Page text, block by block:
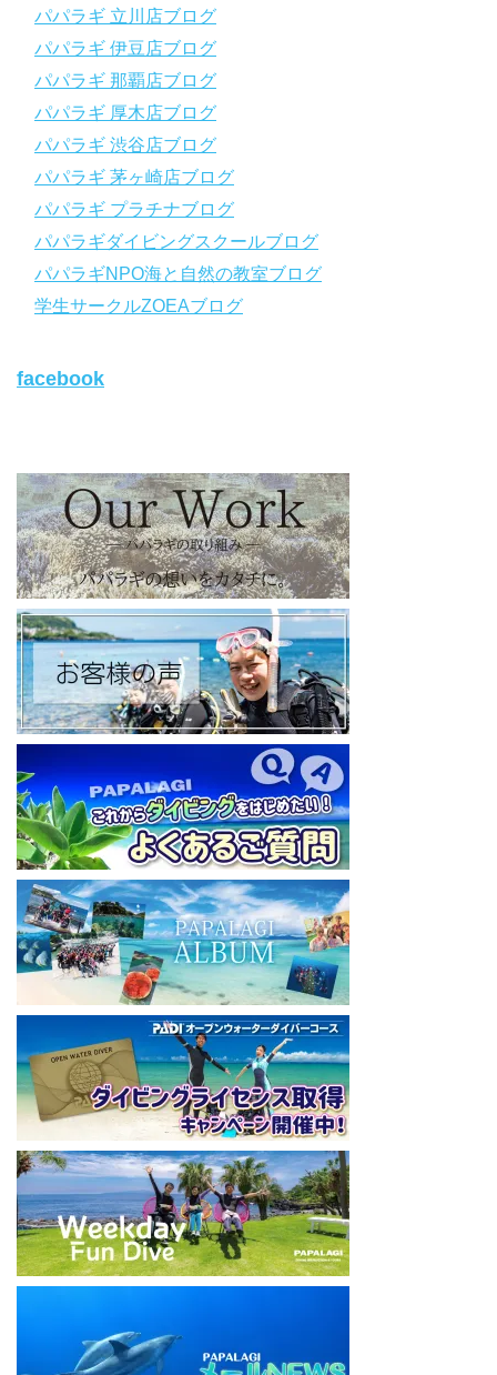
https://www.papalagi.co.jp/lp/line_registration/.
＿＿＿＿＿＿＿＿＿＿＿＿＿＿＿＿＿＿＿＿＿＿＿＿＿＿＿＿
https://www.papalagi.co.jp/lp/line_registration/.
YouTubeで言えない話をこっそり配信
◆ライセンス取得の前に知っておきたい情報満載の動画はコチラ
https://youtu.be/UBiZ64WlU7c?si=I5rkY-mkfTCxZVn7
◆ライセンス取得コースについて知りたい方はコチラ
ode
【パパラギダイビングスクール ホームページ】
https://www.papalagi.co.jp
旬な海の情報はコチラから！
日々の活動状況や報告はXで公開中！
https://x.com/papalagidivers?s=20
【パパラギダイビングスクール Blog
】
お得なイベント告知やツアー情報を知りたい方へ
https://papalagi-blog.com/
◆YouTubeチャンネル登録はコチラから
https://www.youtube.com/channel/UCYG3vspMIHdLQaKA7XNIjD
◆各地の水中世界を紹介するチャンネル、その名も「水中世界」
（サブチャンネル）
https://www.youtube.com/@user-mw1pw2jb4j
【初心者ダイビングライセンスコースはコチラ】
https://www.papalagi.co.jp/databox/data.php/campaign_owd_ja/c
ode
====================================
パパラギダイビングスクール
藤沢本店
神奈川県藤沢市 南藤沢10-4
本社企画部
0466-26-6101
====================================
#ダイビングライセンス #ダイビング #スキューバダイビング
パパラギ 立川店ブログ
パパラギ 伊豆店ブログ
パパラギ 那覇店ブログ
パパラギ 厚木店ブログ
パパラギ 渋谷店ブログ
パパラギ 茅ヶ崎店ブログ
パパラギ プラチナブログ
パパラギダイビングスクールブログ
パパラギNPO海と自然の教室ブログ
学生サークルZOEAブログ
facebook